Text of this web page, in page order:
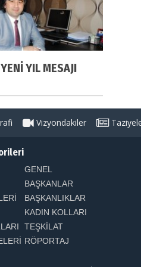
YIL MESAJI
Vizyondakiler
GENEL
BAŞKANLAR
BAŞKANLIKLAR
KADIN KOLLARI
TEŞKİLAT
RÖPORTAJ